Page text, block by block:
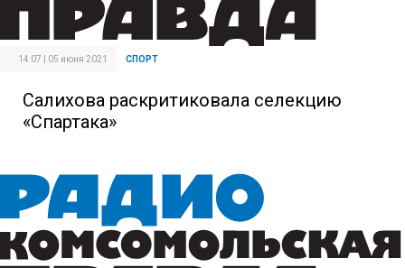
14:07 | 05 июня 2021 СПОРТ
Салихова раскритиковала селекцию
«Спартака»